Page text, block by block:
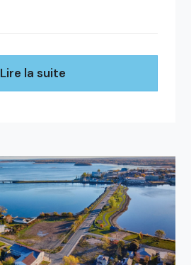
Lire la suite